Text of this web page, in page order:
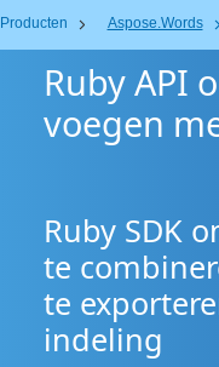
Producten Aspose.Words
Ruby API
voegen
Ruby SDK
te
te
indeling